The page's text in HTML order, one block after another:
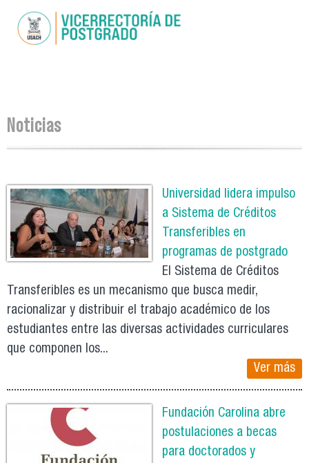
contenido
Se encuentra usted aquí
Noticias
Universidad lidera impulso
a Sistema de Créditos
Transferibles en
programas de postgrado
El Sistema de Créditos
Transferibles es un mecanismo que busca medir,
racionalizar y distribuir el trabajo académico de los
estudiantes entre las diversas actividades curriculares
que componen los...
Ver más
Fundación Carolina abre
postulaciones a becas
para doctorados y
Páginas